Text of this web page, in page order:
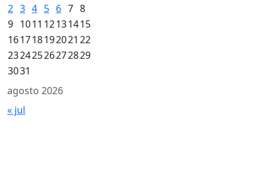
agosto 2026
2 3 4 5 6 7 8
9 1011 12131415
161718192021 22
23242526272829
3031
« jul